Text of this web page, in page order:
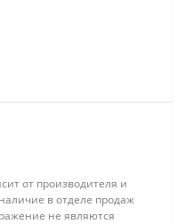
от производителя и
в отделе продаж
не являются